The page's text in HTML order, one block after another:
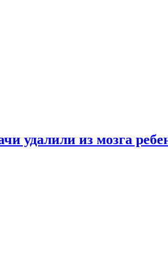
удалили из мозга